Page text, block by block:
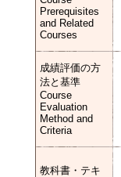
Prerequisites
and Related
Courses
成績評価の方
法と基準
Course
Evaluation
Method and
Criteria
教科書・テキ